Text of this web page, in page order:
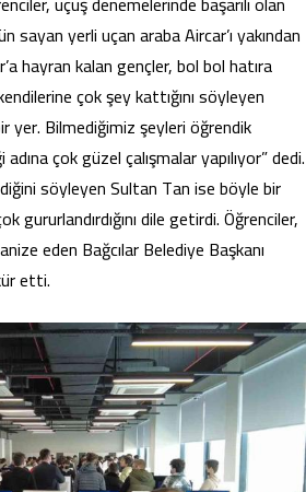
sayan yerli uçan araba Aircar’ı yakından
hayran kalan gençler, bol bol hatıra
çok şey kattığını söyleyen
yer. Bilmediğimiz şeyleri öğrendik
çok güzel çalışmalar yapılıyor” dedi.
söyleyen Sultan Tan ise böyle bir
gururlandırdığını dile getirdi. Öğrenciler,
eden Bağcılar Belediye Başkanı
etti.